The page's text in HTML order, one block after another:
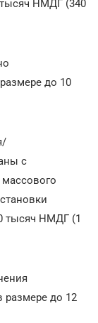
НМДГ (340
до 10
с
тысяч НМДГ (1
размере до 12